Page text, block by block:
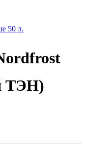
50 л.
ТЭН)